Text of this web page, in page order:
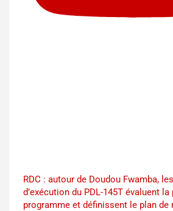
RDC : autour de Doudou Fwamba,
d’exécution du PDL-145T évaluent
programme et définissent le plan de